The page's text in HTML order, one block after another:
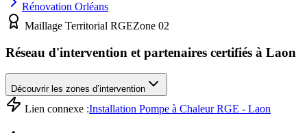
Rénovation Orléans
Maillage Territorial RGEZone 02
Réseau d'intervention et partenaires certifiés à Laon
Découvrir les zones d’intervention
Lien connexe :Installation Pompe à Chaleur RGE - Laon